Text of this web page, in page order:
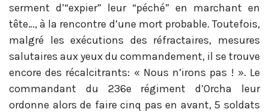
serment d’“expier” leur “péché” en marchant en
tête…, à la rencontre d’une mort probable. Toutefois,
malgré les exécutions des réfractaires, mesures
salutaires aux yeux du commandement, il se trouve
encore des récalcitrants: « Nous n’irons pas ! ». Le
commandant du 236e régiment d’Orcha leur
ordonne alors de faire cinq pas en avant, 5 soldats